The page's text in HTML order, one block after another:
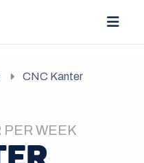
CNC Kanter
WEEK